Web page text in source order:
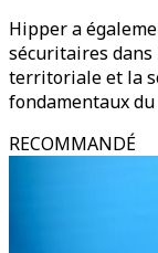
Hipper a
sécuritaires dans
territoriale et la
fondamentaux
RECOMMANDÉ